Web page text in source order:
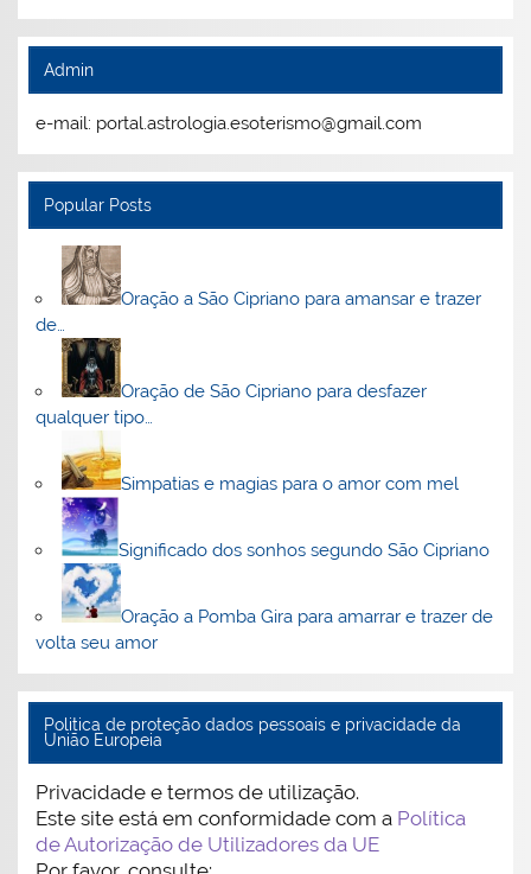
Admin
e-mail: portal.astrologia.esoterismo@gmail.com
Popular Posts
Oração a São Cipriano para amansar e trazer
de…
Oração de São Cipriano para desfazer
qualquer tipo…
Simpatias e magias para o amor com mel
Significado dos sonhos segundo São Cipriano
Oração a Pomba Gira para amarrar e trazer de
volta seu amor
Politica de proteção dados pessoais e privacidade da
União Europeia
Privacidade e termos de utilização.
Este site está em conformidade com a Política
de Autorização de Utilizadores da UE